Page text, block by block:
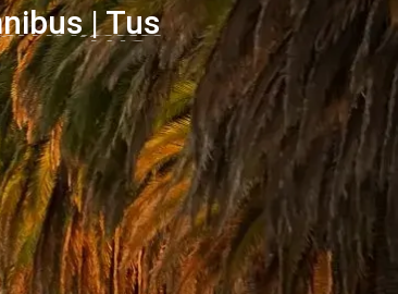
| Tus
online
Tus